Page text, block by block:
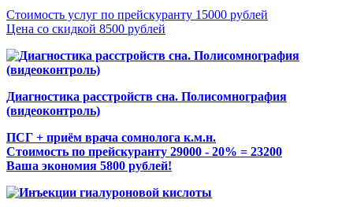
Стоимость услуг по прейскуранту 15000 рублей
Цена со скидкой 8500 рублей
Диагностика расстройств сна. Полисомнография
(видеоконтроль)
ПСГ + приём врача сомнолога к.м.н.
Стоимость по прейскуранту 29000 - 20% = 23200
Ваша экономия 5800 рублей!